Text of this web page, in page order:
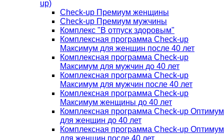
up)
Check-up Премиум женщины
Check-up Премиум мужчины
Комплекс "В отпуск здоровым"
Комплексная программа Check-up
Максимум для женщин после 40 лет
Комплексная программа Check-up
Максимум для мужчин до 40 лет
Комплексная программа Check-up
Максимум для мужчин после 40 лет
Комплексная программа Check-up
Максимум женщины до 40 лет
Комплексная программа Check-up Оптимум
для женщин до 40 лет
Комплексная программа Check-up Оптимум